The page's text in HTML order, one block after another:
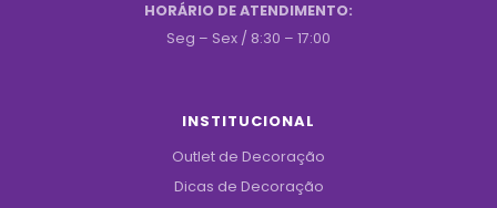
HORÁRIO DE ATENDIMENTO:
Seg – Sex / 8:30 – 17:00
INSTITUCIONAL
Outlet de Decoração
Dicas de Decoração